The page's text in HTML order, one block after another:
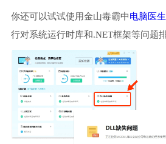
你还可以试试使用金山毒霸中电脑医生
行对系统运行时库和.NET框架等问题